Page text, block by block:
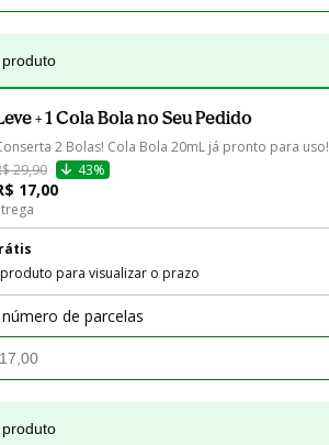
+ 1 Cola Bola no Seu Pedido
2 Bolas! Cola Bola 20mL já pronto para uso!
29,90
43%
17,00
para visualizar o prazo
de parcelas